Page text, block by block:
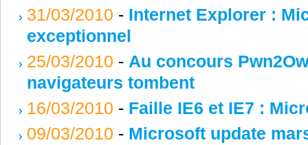
31/03/2010 - Internet Explorer :
exceptionnel
25/03/2010 - Au concours
navigateurs tombent
16/03/2010 - Faille IE6 et IE7 :
09/03/2010 - Microsoft update